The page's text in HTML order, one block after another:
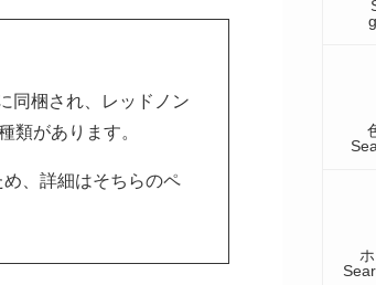
同梱され、レッドノン
類があります。
め、詳細はそちらのペ